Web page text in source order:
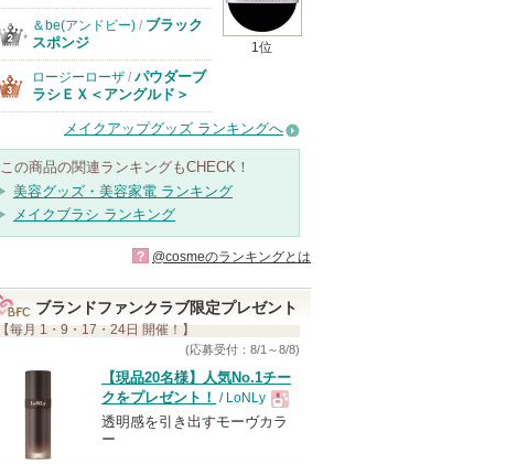
1位
＆be(アンドビー) / ブラック
スポンジ
ロージーローザ / パウダーブ
ラシＥＸ＜アングルド＞
メイクアップグッズ ランキングへ
この商品の関連ランキングもCHECK！
美容グッズ・美容家電 ランキング
メイクブラシ ランキング
? @cosmeのランキングとは
ブランドファンクラブ限定プレゼント
【毎月 1・9・17・24日 開催！】
(応募受付：8/1～8/8)
【現品20名様】人気No.1チー
クをプレゼント！ / LoNLy
現
透明感を引き出すモーヴカラ
ー